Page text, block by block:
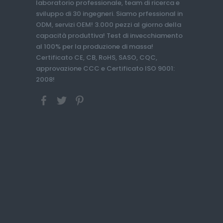
laboratorio professionale, team di ricerca e
sviluppo di 30 ingegneri. Siamo prfessional in
ODM, servizi OEM! 3.000 pezzi al giorno della
capacità produttiva! Test di invecchiamento
al 100% per la produzione di massa!
Certificato CE, CB, RoHS, SASO, CQC,
approvazione CCC e Certificato ISO 9001:
2008!